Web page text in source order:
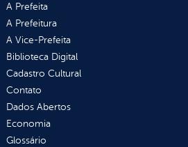
A Prefeita
A Prefeitura
A Vice-Prefeita
Biblioteca Digital
Cadastro Cultural
Contato
Dados Abertos
Economia
Glossário